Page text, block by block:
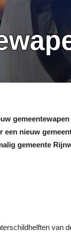
nieuw
gemeente
van